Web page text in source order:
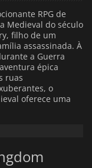
€
RPG de
Medieval do século
filho de um
assassinada. À
a Guerra
épica
ruas
o
oferece uma
Henry baseia-
passados de
e é-lhe